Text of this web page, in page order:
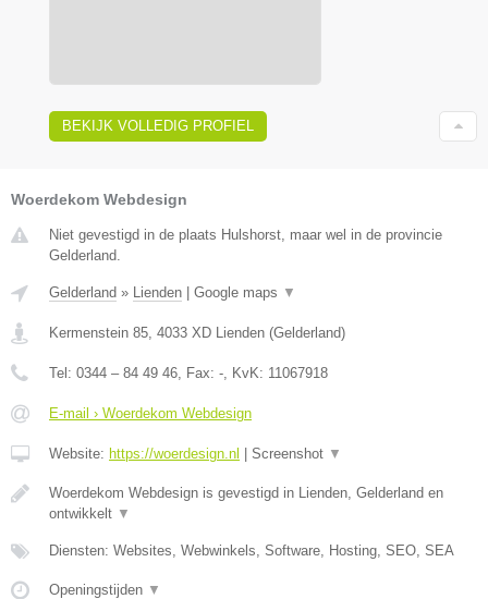
BEKIJK VOLLEDIG PROFIEL
Woerdekom Webdesign
Niet gevestigd in de plaats Hulshorst, maar wel in de provincie
Gelderland.
Gelderland » Lienden Google maps ▼
Kermenstein 85 4033 XD Lienden (Gelderland)
Tel: 0344 – 84 49 46 , Fax: - , KvK: 11067918
E-mail › Woerdekom Webdesign
Website: https://woerdesign.nl Screenshot ▼
Woerdekom Webdesign is gevestigd in Lienden, Gelderland en
ontwikkelt ▼
Diensten: Websites, Webwinkels, Software, Hosting, SEO, SEA
Openingstijden ▼